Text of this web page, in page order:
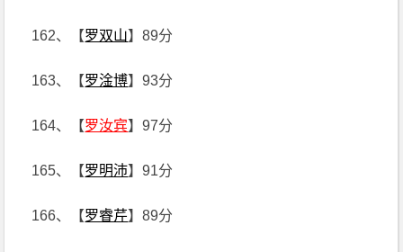
162、【罗双山】89分
163、【罗淦博】93分
164、【罗汝宾】97分
165、【罗明沛】91分
166、【罗睿芹】89分